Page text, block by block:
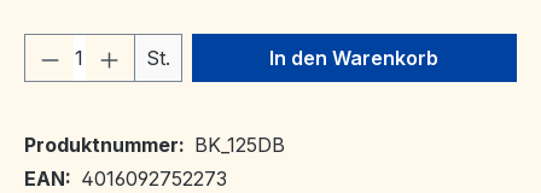
Produkt Anzahl: Gib den
St. In den Warenkorb
Produktnummer: BK_125DB
EAN: 4016092752273